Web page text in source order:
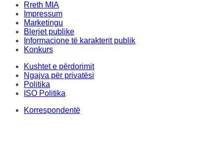
Rreth MIA
Impressum
Marketingu
Blerjet publike
Informacione të karakterit publik
Konkurs
Kushtet e përdorimit
Ngajva për privatësi
Politika
ISO Politika
Korrespondentë